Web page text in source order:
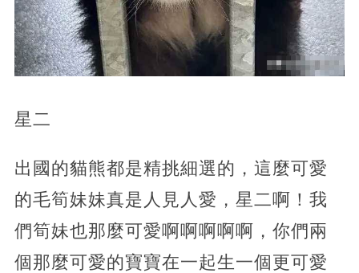
星二
出國的貓熊都是精挑細選的，這麼可愛
的毛筍妹妹真是人見人愛，星二啊！我
們筍妹也那麼可愛啊啊啊啊啊，你們兩
個那麼可愛的寶寶在一起生一個更可愛